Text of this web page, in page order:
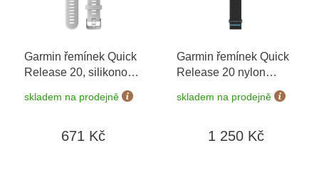
Garmin řemínek Quick
Release 20, silikonový
skladem na prodejně
671 Kč
Garmin řemínek Quick
Release 20 nylon
Black/Azure ComfortFit
010-13900-00
skladem na prodejně
1 250 Kč